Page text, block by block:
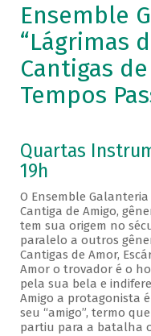
Ensemble
“Lágrimas
Cantigas
Tempos
Quartas
19h
O Ensemble
Cantiga de Amigo,
tem sua origem no
paralelo a outros
Cantigas de Amor,
Amor o trovador é o
pela sua bela e
Amigo a protagonista
seu “amigo”, termo
partiu para a batalha